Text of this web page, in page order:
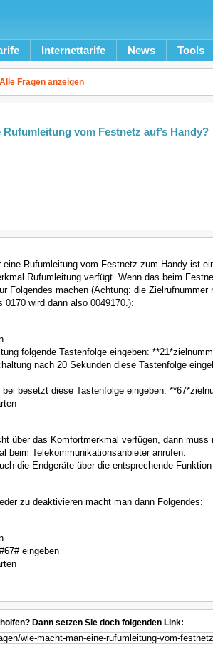
Internettarife News Tools
Alle Fragen anzeigen
vom Festnetz auf’s Handy?
eine Rufumleitung vom Festnetz zum Handy ist
Rufumleitung verfügt. Wenn das beim
Folgendes machen (Achtung: die Zielrufnummer
0170 wird dann also 0049170.):
folgende Tastenfolge eingeben:
nach 20 Sekunden diese Tastenfolge
besetzt diese Tastenfolge eingeben:
über das Komfortmerkmal verfügen, dann muss
beim Telekommunikationsanbieter anrufen.
die Endgeräte über die entsprechende
zu deaktivieren macht man dann Folgendes:
eingeben
Dann setzen Sie doch folgenden Link: